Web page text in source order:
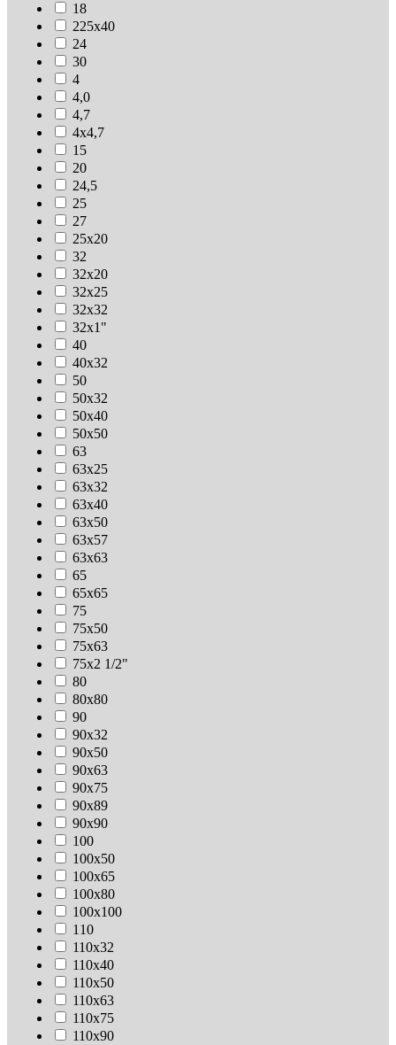
18
225х40
24
30
4
4,0
4,7
4х4,7
15
20
24,5
25
27
25х20
32
32х20
32х25
32х32
32х1"
40
40х32
50
50х32
50х40
50х50
63
63х25
63х32
63х40
63х50
63х57
63х63
65
65х65
75
75х50
75х63
75х2 1/2"
80
80х80
90
90х32
90х50
90х63
90х75
90х89
90х90
100
100х50
100х65
100х80
100х100
110
110х32
110х40
110х50
110х63
110х75
110х90